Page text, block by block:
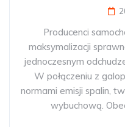
Producenci
maksymalizacji
jednoczesnym
W połączeniu z
normami emisji spalin,
wybuchową.